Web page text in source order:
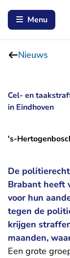
Menu
Nieuws
Cel- en
in Eindhoven
's-
De
Brabant heeft
voor hun
tegen de
krijgen
maanden,
Een grote